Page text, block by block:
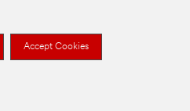
Accept Cookies